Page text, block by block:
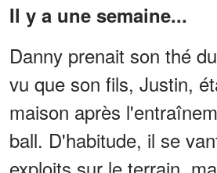
Il y a une semaine...
Danny prenait son thé
vu que son fils, Justin,
maison après
ball. D'habitude, il se